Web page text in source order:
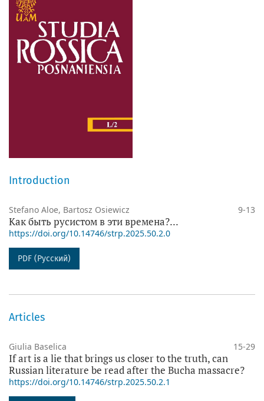
Introduction
Stefano Aloe, Bartosz Osiewicz 9-13
Как быть русистом в эти времена?...
https://doi.org/10.14746/strp.2025.50.2.0
PDF (Русский)
Articles
Giulia Baselica 15-29
If art is a lie that brings us closer to the truth, can
Russian literature be read after the Bucha massacre?
https://doi.org/10.14746/strp.2025.50.2.1